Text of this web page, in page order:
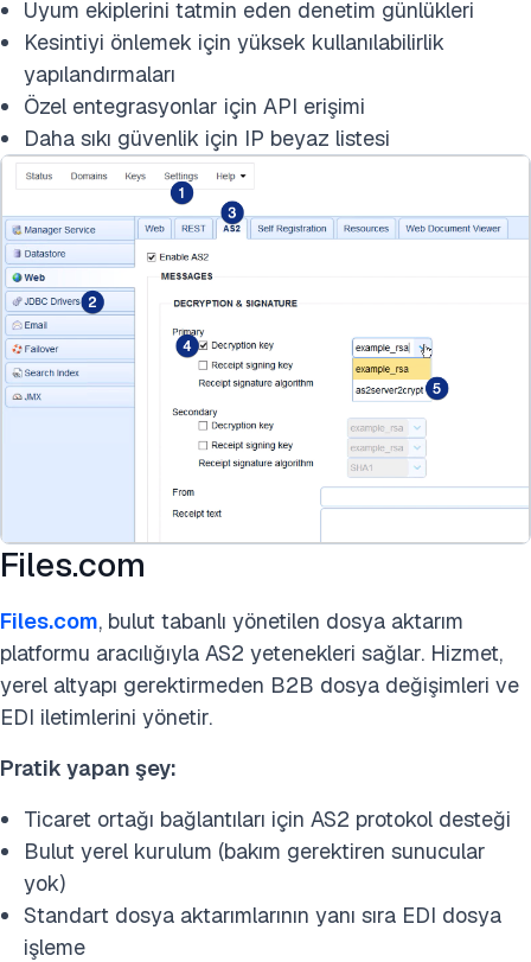
Uyum ekiplerini tatmin eden denetim günlükleri
Kesintiyi önlemek için yüksek kullanılabilirlik
yapılandırmaları
Özel entegrasyonlar için API erişimi
Daha sıkı güvenlik için IP beyaz listesi
Files.com
Files.com, bulut tabanlı yönetilen dosya aktarım
platformu aracılığıyla AS2 yetenekleri sağlar. Hizmet,
yerel altyapı gerektirmeden B2B dosya değişimleri ve
EDI iletimlerini yönetir.
Pratik yapan şey:
Ticaret ortağı bağlantıları için AS2 protokol desteği
Bulut yerel kurulum (bakım gerektiren sunucular
yok)
Standart dosya aktarımlarının yanı sıra EDI dosya
işleme